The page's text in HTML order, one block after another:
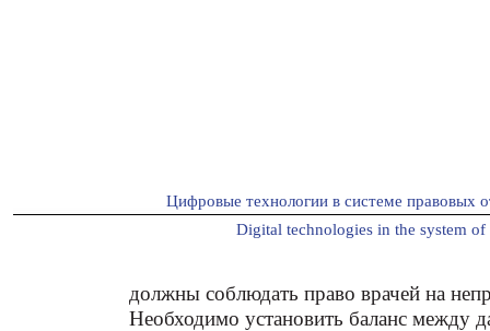
Цифровые технологии в системе правовых
Digital technologies in the system
должны соблюдать право врачей на
Необходимо установить баланс между